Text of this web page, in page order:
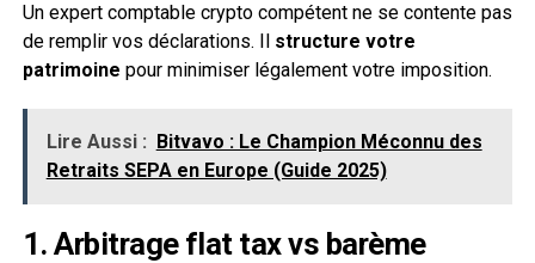
Un expert comptable crypto compétent ne se contente pas
de remplir vos déclarations. Il structure votre
patrimoine pour minimiser légalement votre imposition.
Lire Aussi : Bitvavo : Le Champion Méconnu des
Retraits SEPA en Europe (Guide 2025)
1. Arbitrage flat tax vs barème